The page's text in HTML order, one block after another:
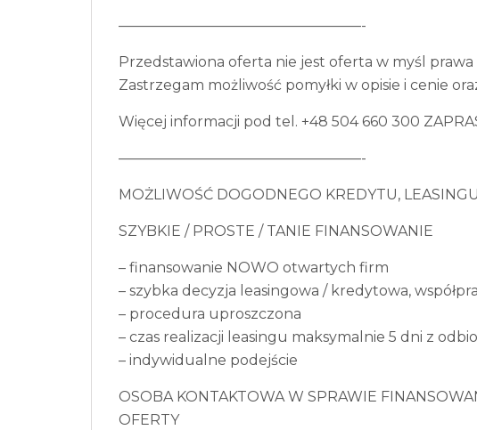
—————————————————-
Przedstawiona oferta nie jest oferta w myśl
Zastrzegam możliwość pomyłki w opisie i cenie
Więcej informacji pod tel. +48 504 660 300
—————————————————-
MOŻLIWOŚĆ DOGODNEGO KREDYTU,
SZYBKIE / PROSTE / TANIE FINANSOWANIE
– finansowanie NOWO otwartych firm
– szybka decyzja leasingowa / kredytowa,
– procedura uproszczona
– czas realizacji leasingu maksymalnie 5 dni z
– indywidualne podejście
OSOBA KONTAKTOWA W SPRAWIE
OFERTY